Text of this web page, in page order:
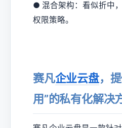
● 混合架构：看似折中
权限策略。
赛凡企业云盘，
用”的私有化解决